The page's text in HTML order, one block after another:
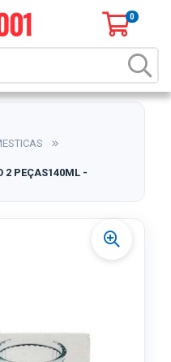
0
2 PEÇAS140ML -